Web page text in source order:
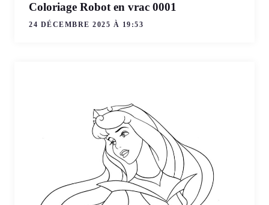
Coloriage Robot en vrac 0001
24 DÉCEMBRE 2025 À 19:53